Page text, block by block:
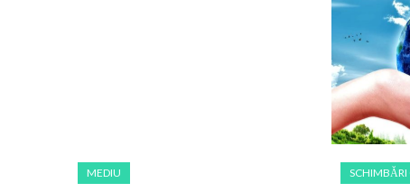
MEDIU SCHIMBĂRI